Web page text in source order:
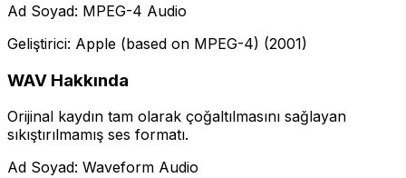
Ad Soyad: MPEG-4 Audio
Geliştirici: Apple (based on MPEG-4) (2001)
WAV Hakkında
Orijinal kaydın tam olarak çoğaltılmasını sağlayan
sıkıştırılmamış ses formatı.
Ad Soyad: Waveform Audio